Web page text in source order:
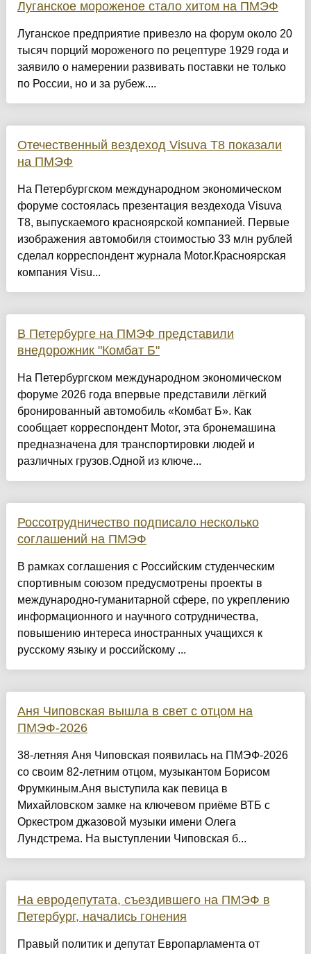
Луганское мороженое стало хитом на ПМЭФ
Луганское предприятие привезло на форум около 20
тысяч порций мороженого по рецептуре 1929 года и
заявило о намерении развивать поставки не только
по России, но и за рубеж....
Отечественный вездеход Visuva T8 показали
на ПМЭФ
На Петербургском международном экономическом
форуме состоялась презентация вездехода Visuva
T8, выпускаемого красноярской компанией. Первые
изображения автомобиля стоимостью 33 млн рублей
сделал корреспондент журнала Motor.Красноярская
компания Visu...
В Петербурге на ПМЭФ представили
внедорожник "Комбат Б"
На Петербургском международном экономическом
форуме 2026 года впервые представили лёгкий
бронированный автомобиль «Комбат Б». Как
сообщает корреспондент Motor, эта бронемашина
предназначена для транспортировки людей и
различных грузов.Одной из ключе...
Россотрудничество подписало несколько
соглашений на ПМЭФ
В рамках соглашения с Российским студенческим
спортивным союзом предусмотрены проекты в
международно-гуманитарной сфере, по укреплению
информационного и научного сотрудничества,
повышению интереса иностранных учащихся к
русскому языку и российскому ...
Аня Чиповская вышла в свет с отцом на
ПМЭФ-2026
38-летняя Аня Чиповская появилась на ПМЭФ-2026
со своим 82-летним отцом, музыкантом Борисом
Фрумкиным.Аня выступила как певица в
Михайловском замке на ключевом приёме ВТБ с
Оркестром джазовой музыки имени Олега
Лундстрема. На выступлении Чиповская б...
На евродепутата, съездившего на ПМЭФ в
Петербург, начались гонения
Правый политик и депутат Европарламента от